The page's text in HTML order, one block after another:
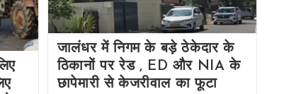
जालंधर में निगम के बड़े ठेकेदार के
ठिकानों पर रेड , ED और NIA के
छापेमारी से केजरीवाल का फूटा